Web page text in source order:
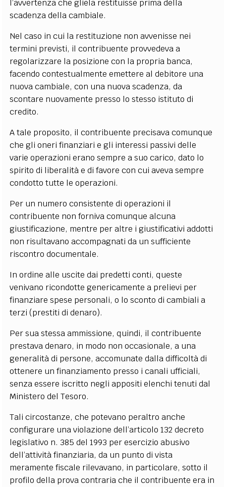
l’avvertenza che gliela restituisse prima della
scadenza della cambiale.
Nel caso in cui la restituzione non avvenisse nei
termini previsti, il contribuente provvedeva a
regolarizzare la posizione con la propria banca,
facendo contestualmente emettere al debitore una
nuova cambiale, con una nuova scadenza, da
scontare nuovamente presso lo stesso istituto di
credito.
A tale proposito, il contribuente precisava comunque
che gli oneri finanziari e gli interessi passivi delle
varie operazioni erano sempre a suo carico, dato lo
spirito di liberalità e di favore con cui aveva sempre
condotto tutte le operazioni.
Per un numero consistente di operazioni il
contribuente non forniva comunque alcuna
giustificazione, mentre per altre i giustificativi addotti
non risultavano accompagnati da un sufficiente
riscontro documentale.
In ordine alle uscite dai predetti conti, queste
venivano ricondotte genericamente a prelievi per
finanziare spese personali, o lo sconto di cambiali a
terzi (prestiti di denaro).
Per sua stessa ammissione, quindi, il contribuente
prestava denaro, in modo non occasionale, a una
generalità di persone, accomunate dalla difficoltà di
ottenere un finanziamento presso i canali ufficiali,
senza essere iscritto negli appositi elenchi tenuti dal
Ministero del Tesoro.
Tali circostanze, che potevano peraltro anche
configurare una violazione dell’articolo 132 decreto
legislativo n. 385 del 1993 per esercizio abusivo
dell’attività finanziaria, da un punto di vista
meramente fiscale rilevavano, in particolare, sotto il
profilo della prova contraria che il contribuente era in